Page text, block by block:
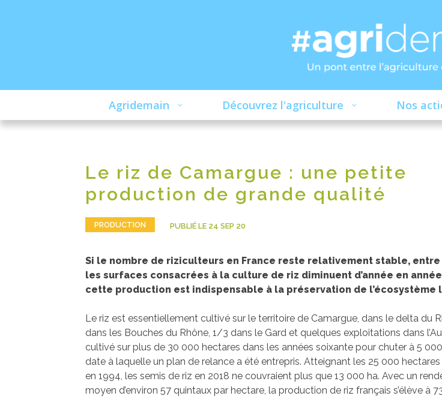
Agridemain Découvrez l'agriculture Nos
Le riz de Camargue : une petite
production de grande qualité
PRODUCTION PUBLIÉ LE 24 SEP 20
Si le nombre de riziculteurs en France reste relativement stable, entre
les surfaces consacrées à la culture de riz diminuent d’année en
cette production est indispensable à la préservation de l’écosystème
Le riz est essentiellement cultivé sur le territoire de Camargue, dans le delta du
dans les Bouches du Rhône, 1/3 dans le Gard et quelques exploitations dans
cultivé sur plus de 30 000 hectares dans les années soixante pour chuter à 5
date à laquelle un plan de relance a été entrepris. Atteignant les 25 000
en 1994, les semis de riz en 2018 ne couvraient plus que 13 000 ha. Avec un
moyen d’environ 57 quintaux par hectare, la production de riz français s’élève à